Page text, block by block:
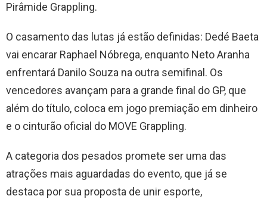
Pirâmide Grappling.
O casamento das lutas já estão definidas: Dedé Baeta
vai encarar Raphael Nóbrega, enquanto Neto Aranha
enfrentará Danilo Souza na outra semifinal. Os
vencedores avançam para a grande final do GP, que
além do título, coloca em jogo premiação em dinheiro
e o cinturão oficial do MOVE Grappling.
A categoria dos pesados promete ser uma das
atrações mais aguardadas do evento, que já se
destaca por sua proposta de unir esporte,